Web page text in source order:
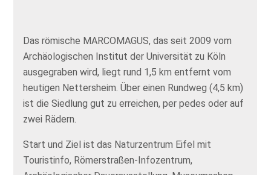
Das römische MARCOMAGUS, das seit 2009 vom
Archäologischen Institut der Universität zu Köln
ausgegraben wird, liegt rund 1,5 km entfernt vom
heutigen Nettersheim. Über einen Rundweg (4,5 km)
ist die Siedlung gut zu erreichen, per pedes oder auf
zwei Rädern.
Start und Ziel ist das Naturzentrum Eifel mit
Touristinfo, Römerstraßen-Infozentrum,